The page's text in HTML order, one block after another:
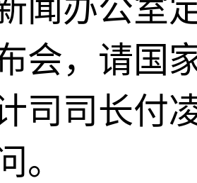
闻办公室
会，请国
司司长付
。